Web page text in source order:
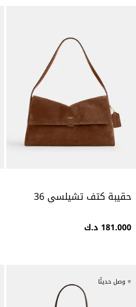
حقيبة كتف تشيلسي 36
181.000 د.ك
⭐ وصل حديثًا